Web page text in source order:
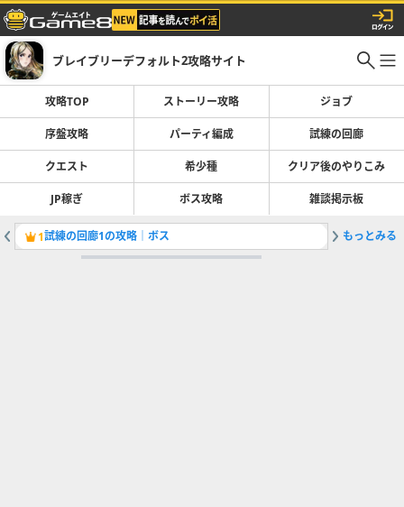
ブレイブリーデフォルト2攻略サイト
攻略TOP ストーリー攻略 ジョブ
序盤攻略 パーティ編成 試練の回廊
クエスト 希少種 クリア後のやりこみ
JP稼ぎ ボス攻略 雑談掲示板
1試練の回廊1の攻略｜ボス 2ジョブ
もっとみる